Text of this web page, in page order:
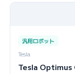
汎用ロボット
Tesla
Tesla Optimus